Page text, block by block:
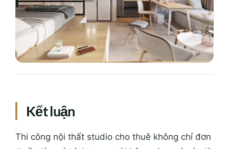
Kết luận
Thi công nội thất studio cho thuê không chỉ đơn